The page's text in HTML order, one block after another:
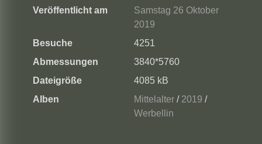
Veröffentlicht am
Samstag 26 Oktober
2019
Besuche
4251
Abmessungen
3840*5760
Dateigröße
4085 kB
Alben
Mittelalter / 2019 /
Werbellin